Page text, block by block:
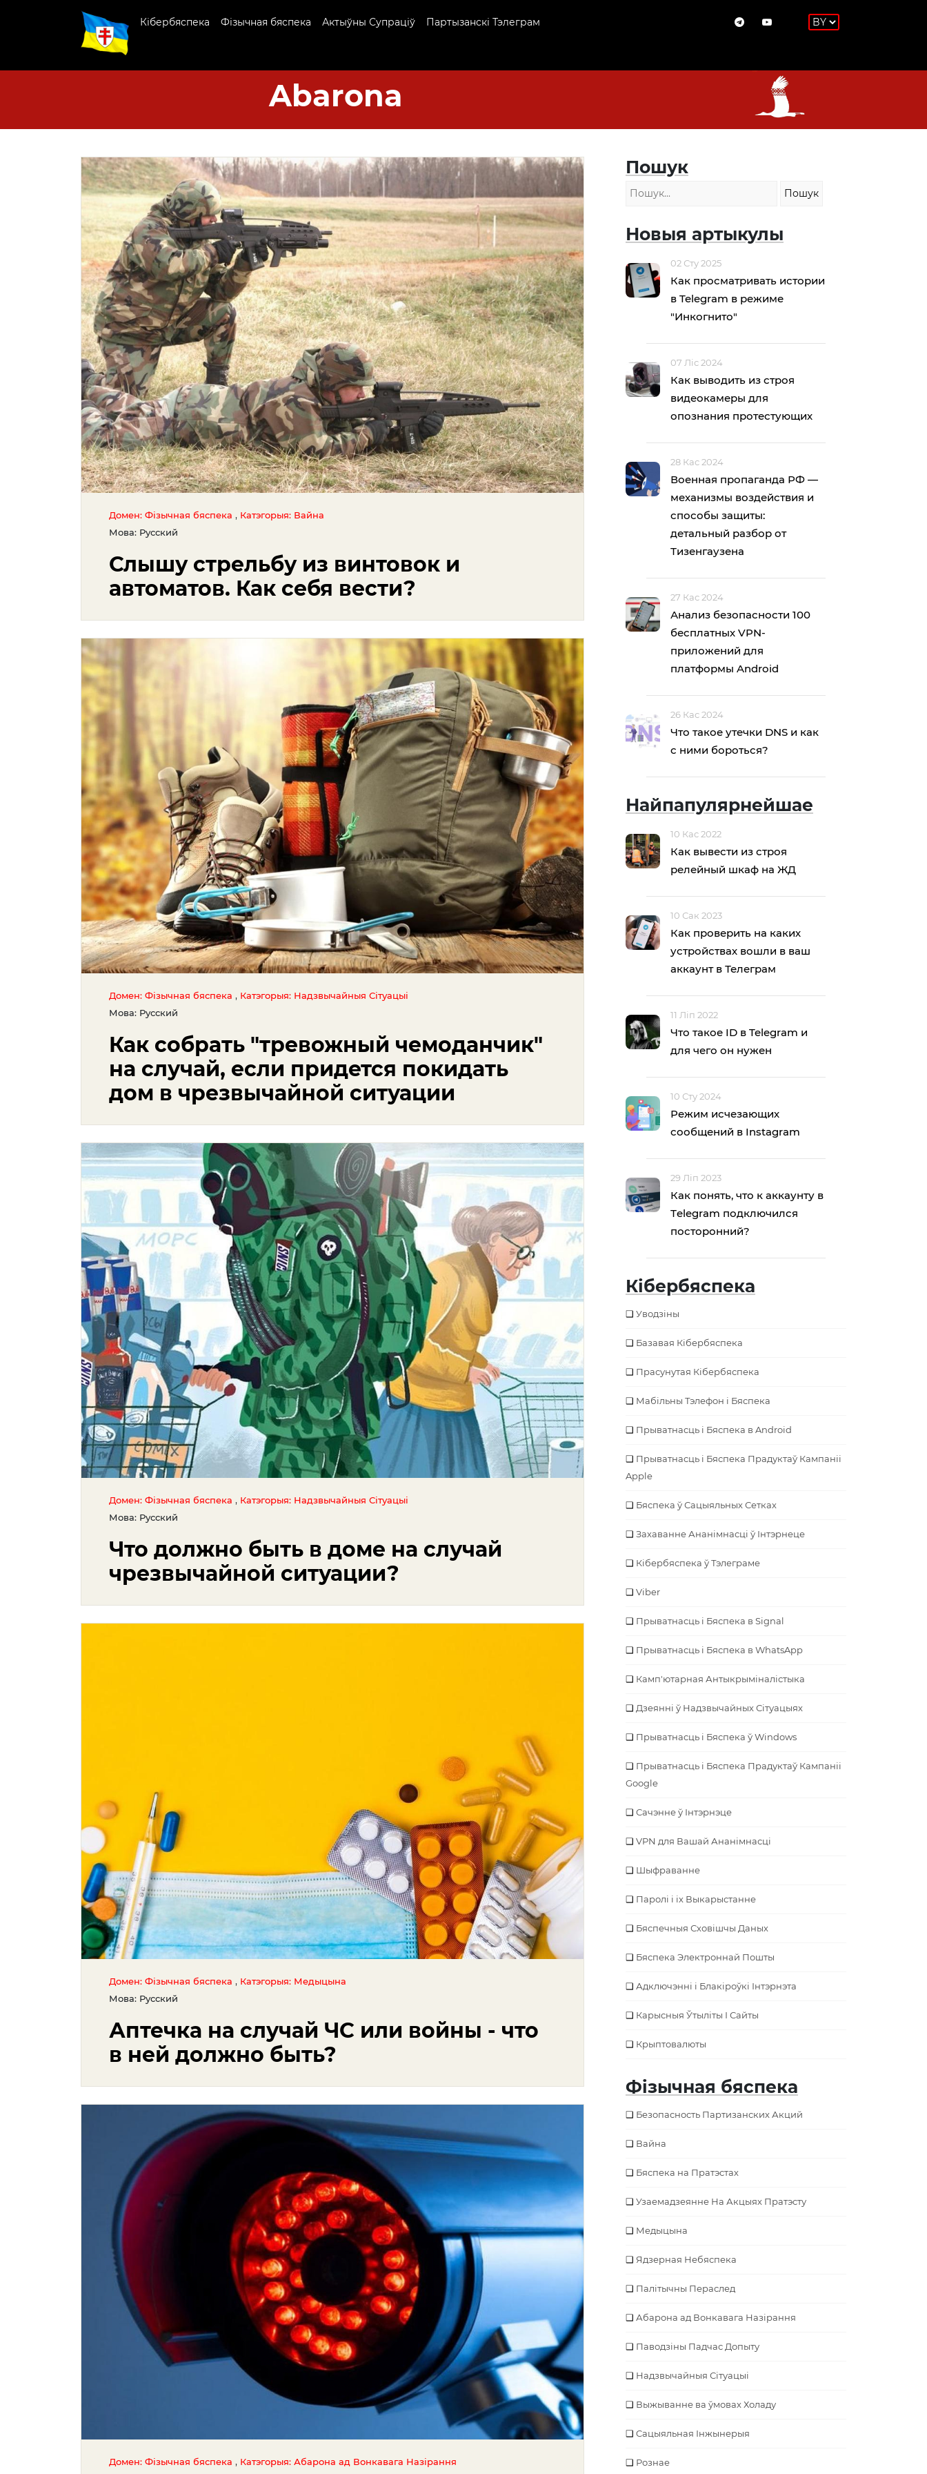
Кібербяспека Фізычная бяспека Актыўны Супраціў Партызанскі Тэлеграм
Abarona
Домен: Фізычная бяспека , Катэгорыя: Вайна
Мова: Русский
Слышу стрельбу из винтовок и
автоматов. Как себя вести?
Домен: Фізычная бяспека , Катэгорыя: Надзвычайныя Сітуацыі
Мова: Русский
Как собрать "тревожный чемоданчик"
на случай, если придется покидать
дом в чрезвычайной ситуации
Домен: Фізычная бяспека , Катэгорыя: Надзвычайныя Сітуацыі
Мова: Русский
Что должно быть в доме на случай
чрезвычайной ситуации?
Домен: Фізычная бяспека , Катэгорыя: Медыцына
Мова: Русский
Аптечка на случай ЧС или войны - что
в ней должно быть?
Домен: Фізычная бяспека , Катэгорыя: Абарона ад Вонкавага Назірання
Пошук
Новыя артыкулы
02 Сту 2025
Как просматривать истории
в Telegram в режиме
"Инкогнито"
07 Ліс 2024
Как выводить из строя
видеокамеры для
опознания протестующих
28 Кас 2024
Военная пропаганда РФ —
механизмы воздействия и
способы защиты:
детальный разбор от
Тизенгаузена
27 Кас 2024
Анализ безопасности 100
бесплатных VPN-
приложений для
платформы Android
26 Кас 2024
Что такое утечки DNS и как
с ними бороться?
Найпапулярнейшае
10 Кас 2022
Как вывести из строя
релейный шкаф на ЖД
10 Сак 2023
Как проверить на каких
устройствах вошли в ваш
аккаунт в Телеграм
11 Ліп 2022
Что такое ID в Telegram и
для чего он нужен
10 Сту 2024
Режим исчезающих
сообщений в Instagram
29 Ліп 2023
Как понять, что к аккаунту в
Тelegram подключился
посторонний?
Кібербяспека
Уводзіны
Базавая Кібербяспека
Прасунутая Кібербяспека
Мабільны Тэлефон і Бяспека
Прыватнасць і Бяспека в Android
Прыватнасць і Бяспека Прадуктаў Кампаніі
Apple
Бяспека ў Сацыяльных Сетках
Захаванне Ананімнасці ў Інтэрнеце
Кібербяспека ў Тэлеграме
Viber
Прыватнасць і Бяспека в Signal
Прыватнасць і Бяспека в WhatsApp
Камп'ютарная Антыкрыміналістыка
Дзеянні ў Надзвычайных Сітуацыях
Прыватнасць і Бяспека ў Windows
Прыватнасць і Бяспека Прадуктаў Кампаніі
Google
Сачэнне ў Інтэрнэце
VPN для Вашай Ананімнасці
Шыфраванне
Паролі і іх Выкарыстанне
Бяспечныя Сховішчы Даных
Бяспека Электроннай Пошты
Адключэнні і Блакіроўкі Інтэрнэта
Карысныя Ўтыліты І Сайты
Крыптовалюты
Фізычная бяспека
Безопасность Партизанских Акций
Вайна
Бяспека на Пратэстах
Узаемадзеянне На Акцыях Пратэсту
Медыцына
Ядзерная Небяспека
Палітычны Пераслед
Абарона ад Вонкавага Назірання
Паводзіны Падчас Допыту
Надзвычайныя Сітуацыі
Выжыванне ва ўмовах Холаду
Cацыяльная Інжынерыя
Рознае